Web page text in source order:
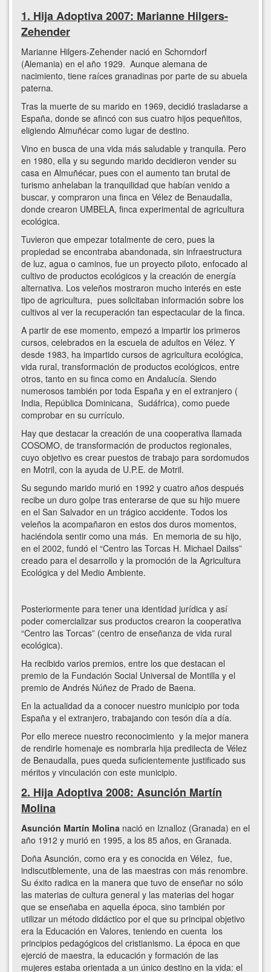
1. Hija Adoptiva 2007: Marianne Hilgers-
Zehender
Marianne Hilgers-Zehender nació en Schorndorf
(Alemania) en el año 1929. Aunque alemana de
nacimiento, tiene raíces granadinas por parte de su abuela
paterna.
Tras la muerte de su marido en 1969, decidió trasladarse a
España, donde se afincó con sus cuatro hijos pequeñitos,
eligiendo Almuñécar como lugar de destino.
Vino en busca de una vida más saludable y tranquila. Pero
en 1980, ella y su segundo marido decidieron vender su
casa en Almuñécar, pues con el aumento tan brutal de
turismo anhelaban la tranquilidad que habían venido a
buscar, y compraron una finca en Vélez de Benaudalla,
donde crearon UMBELA, finca experimental de agricultura
ecológica.
Tuvieron que empezar totalmente de cero, pues la
propiedad se encontraba abandonada, sin infraestructura
de luz, agua o caminos, fue un proyecto piloto, enfocado al
cultivo de productos ecológicos y la creación de energía
alternativa. Los veleños mostraron mucho interés en este
tipo de agricultura, pues solicitaban información sobre los
cultivos al ver la recuperación tan espectacular de la finca.
A partir de ese momento, empezó a impartir los primeros
cursos, celebrados en la escuela de adultos en Vélez. Y
desde 1983, ha impartido cursos de agricultura ecológica,
vida rural, transformación de productos ecológicos, entre
otros, tanto en su finca como en Andalucía. Siendo
numerosos también por toda España y en el extranjero (
India, República Dominicana, Sudáfrica), como puede
comprobar en su currículo.
Hay que destacar la creación de una cooperativa llamada
COSOMO, de transformación de productos regionales,
cuyo objetivo es crear puestos de trabajo para sordomudos
en Motril, con la ayuda de U.P.E. de Motril.
Su segundo marido murió en 1992 y cuatro años después
recibe un duro golpe tras enterarse de que su hijo muere
en el San Salvador en un trágico accidente. Todos los
veleños la acompañaron en estos dos duros momentos,
haciéndola sentir como una más. En memoria de su hijo,
en el 2002, fundó el “Centro las Torcas H. Michael Dailss”
creado para el desarrollo y la promoción de la Agricultura
Ecológica y del Medio Ambiente.
Posteriormente para tener una identidad jurídica y así
poder comercializar sus productos crearon la cooperativa
“Centro las Torcas” (centro de enseñanza de vida rural
ecológica).
Ha recibido varios premios, entre los que destacan el
premio de la Fundación Social Universal de Montilla y el
premio de Andrés Núñez de Prado de Baena.
En la actualidad da a conocer nuestro municipio por toda
España y el extranjero, trabajando con tesón día a día.
Por ello merece nuestro reconocimiento y la mejor manera
de rendirle homenaje es nombrarla hija predilecta de Vélez
de Benaudalla, pues queda suficientemente justificado sus
méritos y vinculación con este municipio.
2. Hija Adoptiva 2008: Asunción Martín
Molina
Asunción Martín Molina nació en Iznalloz (Granada) en el
año 1912 y murió en 1995, a los 85 años, en Granada.
Doña Asunción, como era y es conocida en Vélez, fue,
indiscutiblemente, una de las maestras con más renombre.
Su éxito radica en la manera que tuvo de enseñar no sólo
las materias de cultura general y las materias del hogar
que se enseñaba en aquella época, sino también por
utilizar un método didáctico por el que su principal objetivo
era la Educación en Valores, teniendo en cuenta los
principios pedagógicos del cristianismo. La época en que
ejerció de maestra, la educación y formación de las
mujeres estaba orientada a un único destino en la vida: el